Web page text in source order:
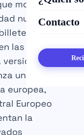
Contacto
modifica
nuestro
antes
las carteras
más
una nueva
europea,
Europeo
la